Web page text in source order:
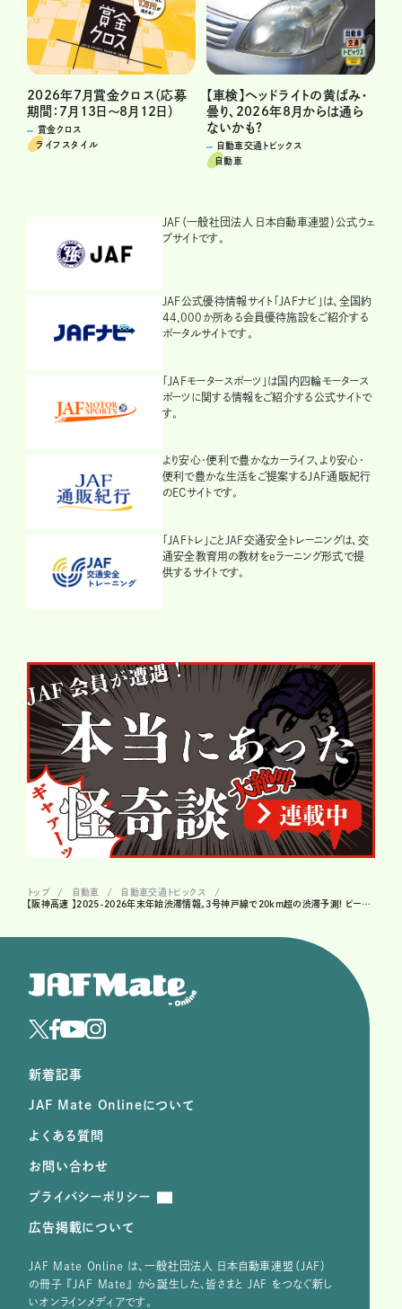
2026年7月賞金クロス（応募
期間：7月13日～8月12日）
賞金クロス
ライフスタイル
【車検】ヘッドライトの黄ばみ・
曇り、2026年8月からは通ら
ないかも?
自動車交通トピックス
自動車
JAF（一般社団法人 日本自動車連盟）公式ウェ
ブサイトです。
JAF公式優待情報サイト「JAFナビ」は、全国約
44,000か所ある会員優待施設をご紹介する
ポータルサイトです。
「JAFモータースポーツ」は国内四輪モータース
ポーツに関する情報をご紹介する公式サイトで
す。
より安心・便利で豊かなカーライフ、より安心・
便利で豊かな生活をご提案するJAF通販紀行
のECサイトです。
「JAFトレ」ことJAF交通安全トレーニングは、交
通安全教育用の教材をeラーニング形式で提
供するサイトです。
トップ 自動車
自動車交通トピックス
【阪神高速 】2025-2026年末年始渋滞情報。3号神戸線で20km超の渋滞予測! ピークは1月2日
新着記事
JAF Mate Onlineについて
よくある質問
お問い合わせ
プライバシーポリシー
広告掲載について
JAF Mate Online は、⼀般社団法⼈ ⽇本⾃動⾞連盟（JAF）
の冊子 『JAF Mate』 から誕⽣した、皆さまと JAF をつなぐ新し
いオンラインメディアです。